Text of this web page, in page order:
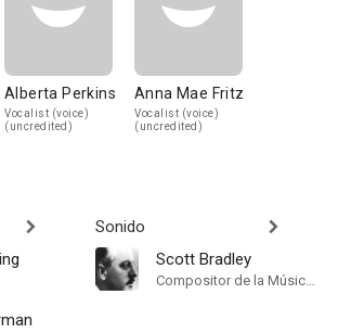
Alberta Perkins
Vocalist (voice)
(uncredited)
Anna Mae Fritz
Vocalist (voice)
(uncredited)
Sonido
Scott Bradley
Compositor de la Música Original